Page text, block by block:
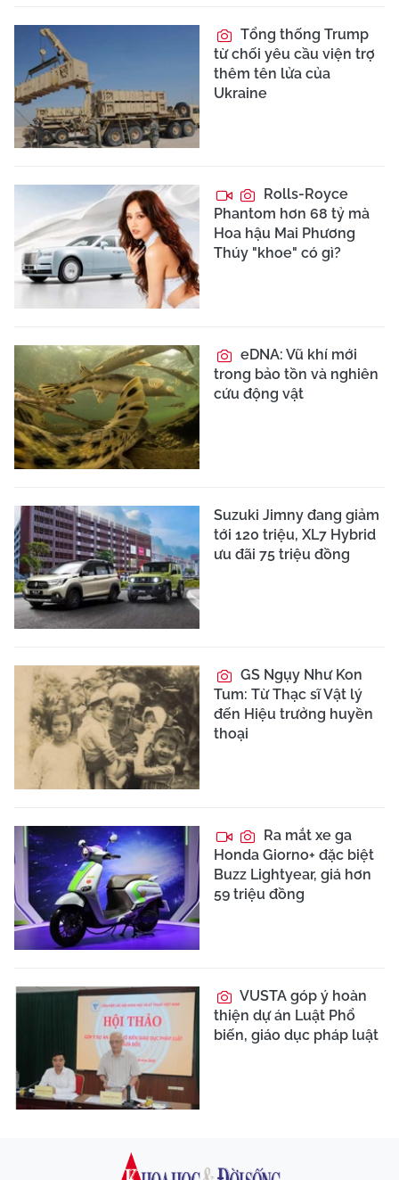
Tổng thống Trump
từ chối yêu cầu viện trợ
thêm tên lửa của
Ukraine
Rolls-Royce
Phantom hơn 68 tỷ mà
Hoa hậu Mai Phương
Thúy "khoe" có gì?
eDNA: Vũ khí mới
trong bảo tồn và nghiên
cứu động vật
Suzuki Jimny đang giảm
tới 120 triệu, XL7 Hybrid
ưu đãi 75 triệu đồng
GS Ngụy Như Kon
Tum: Từ Thạc sĩ Vật lý
đến Hiệu trưởng huyền
thoại
Ra mắt xe ga
Honda Giorno+ đặc biệt
Buzz Lightyear, giá hơn
59 triệu đồng
VUSTA góp ý hoàn
thiện dự án Luật Phổ
biến, giáo dục pháp luật